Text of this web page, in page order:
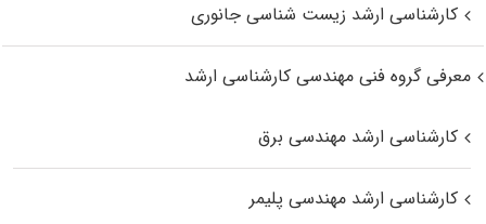
کارشناسی ارشد زیست‌ شناسی جانوری
معرفی گروه فنی مهندسی کارشناسی ارشد
کارشناسی ارشد مهندسی برق
کارشناسی ارشد مهندسی پلیمر